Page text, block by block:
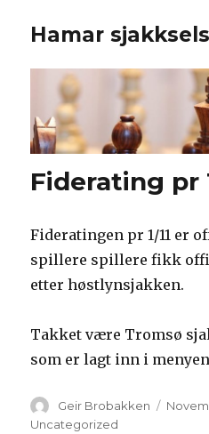
Hamar
Fiderating pr
Fideratingen pr 1/11 er
spillere spillere fikk
etter høstlynsjakken.
Takket være Tromsø
som er lagt inn i
Author
Geir Brobakken
Posted
Uncategorized